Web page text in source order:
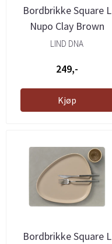
Bordbrikke Square L
Nupo Clay Brown
LIND DNA
249,-
Kjøp
Bordbrikke Square L